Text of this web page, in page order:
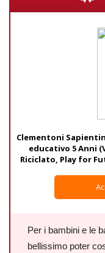
Clementoni
educativo 5 Anni
Riciclato, Play for
Per i bambini e le
bellissimo poter